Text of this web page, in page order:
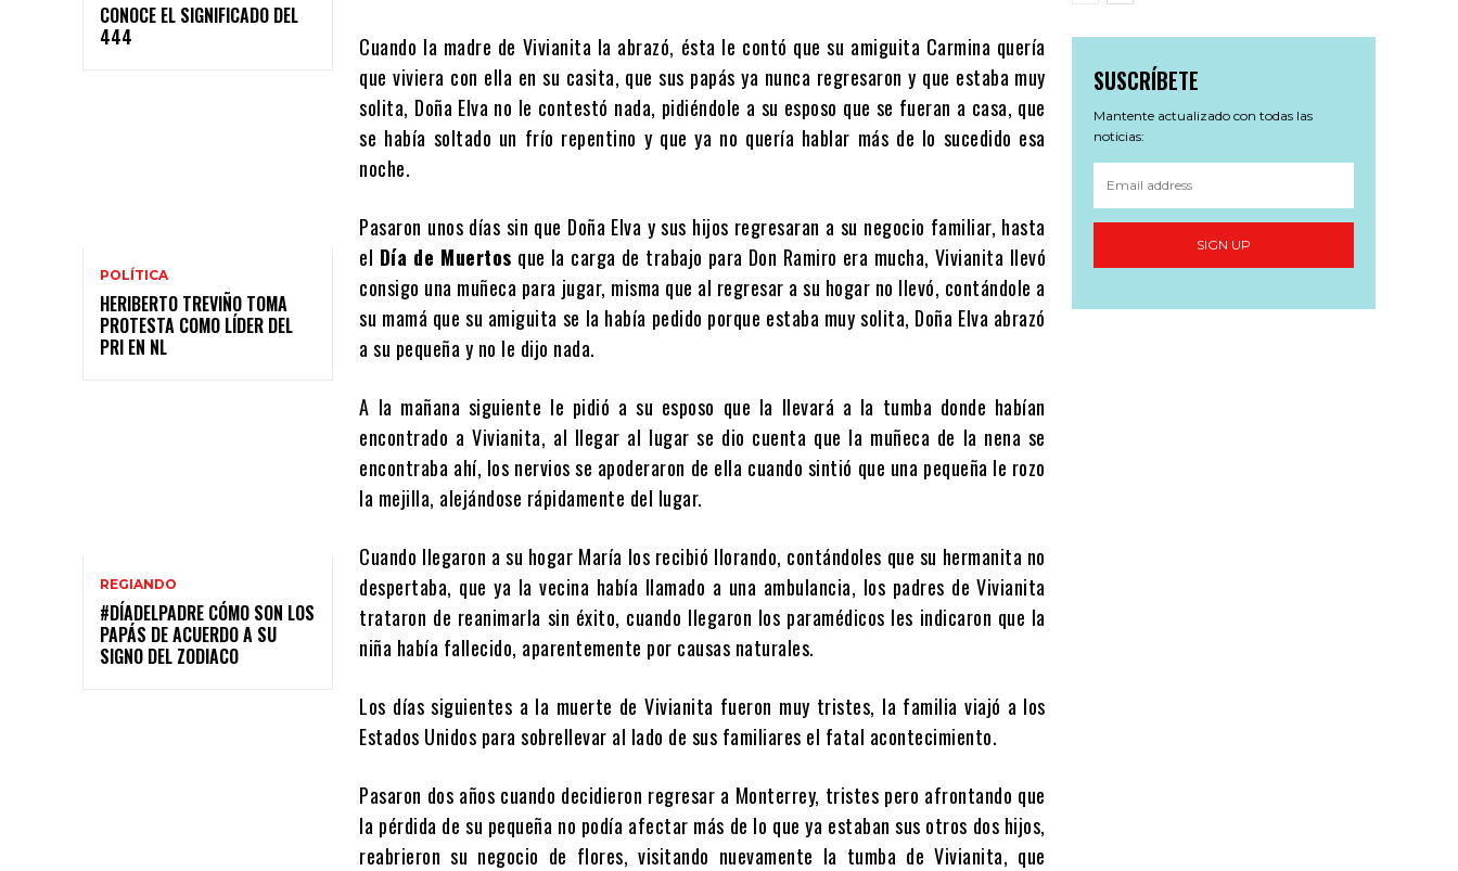
CONOCE EL SIGNIFICADO DEL
444
POLÍTICA
HERIBERTO TREVIÑO TOMA
PROTESTA COMO LÍDER DEL
PRI EN NL
REGIANDO
#DÍADELPADRE CÓMO SON LOS
PAPÁS DE ACUERDO A SU
SIGNO DEL ZODIACO
Cuando la madre de Vivianita la abrazó, ésta le contó que su amiguita Carmina quería
que viviera con ella en su casita, que sus papás ya nunca regresaron y que estaba muy
solita, Doña Elva no le contestó nada, pidiéndole a su esposo que se fueran a casa, que
se había soltado un frío repentino y que ya no quería hablar más de lo sucedido esa
noche.
Pasaron unos días sin que Doña Elva y sus hijos regresaran a su negocio familiar, hasta
el Día de Muertos que la carga de trabajo para Don Ramiro era mucha, Vivianita llevó
consigo una muñeca para jugar, misma que al regresar a su hogar no llevó, contándole a
su mamá que su amiguita se la había pedido porque estaba muy solita, Doña Elva abrazó
a su pequeña y no le dijo nada.
A la mañana siguiente le pidió a su esposo que la llevará a la tumba donde habían
encontrado a Vivianita, al llegar al lugar se dio cuenta que la muñeca de la nena se
encontraba ahí, los nervios se apoderaron de ella cuando sintió que una pequeña le rozo
la mejilla, alejándose rápidamente del lugar.
Cuando llegaron a su hogar María los recibió llorando, contándoles que su hermanita no
despertaba, que ya la vecina había llamado a una ambulancia, los padres de Vivianita
trataron de reanimarla sin éxito, cuando llegaron los paramédicos les indicaron que la
niña había fallecido, aparentemente por causas naturales.
Los días siguientes a la muerte de Vivianita fueron muy tristes, la familia viajó a los
Estados Unidos para sobrellevar al lado de sus familiares el fatal acontecimiento.
Pasaron dos años cuando decidieron regresar a Monterrey, tristes pero afrontando que
la pérdida de su pequeña no podía afectar más de lo que ya estaban sus otros dos hijos,
reabrieron su negocio de flores, visitando nuevamente la tumba de Vivianita, que
SUSCRÍBETE
Mantente actualizado con todas las
noticias:
SIGN UP